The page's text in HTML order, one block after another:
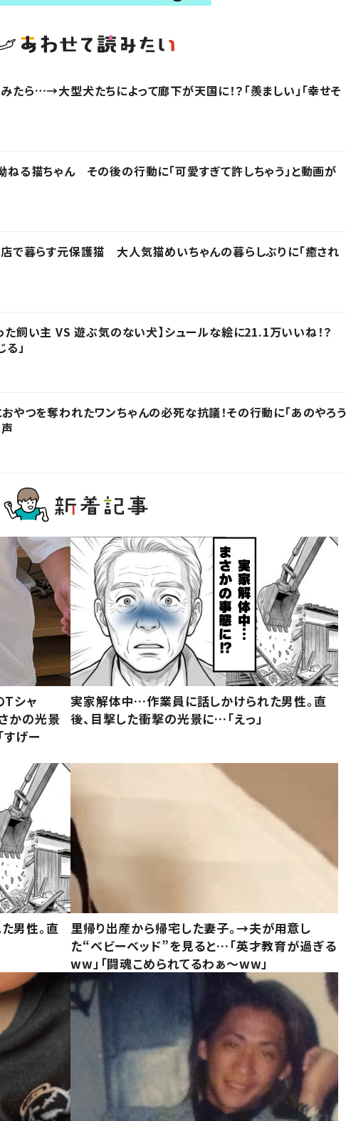
たら…→大型犬たちによって廊下が天国に！？「羨ましい」「幸せそ
ねる猫ちゃん その後の行動に「可愛すぎて許しちゃう」と動画が
店で暮らす元保護猫 大人気猫めいちゃんの暮らしぶりに「癒され
た飼い主 VS 遊ぶ気のない犬】シュールな絵に21.1万いいね！？
」
やつを奪われたワンちゃんの必死な抗議！その行動に「あのやろう
Tシャ
かの光景
すげー
実家解体中…作業員に話しかけられた男性。直
後、目撃した衝撃の光景に…「えっ」
男性。直
里帰り出産から帰宅した妻子。→夫が用意し
た“ベビーベッド”を見ると…「英才教育が過ぎる
ww」「闘魂こめられてるわぁ～ww」